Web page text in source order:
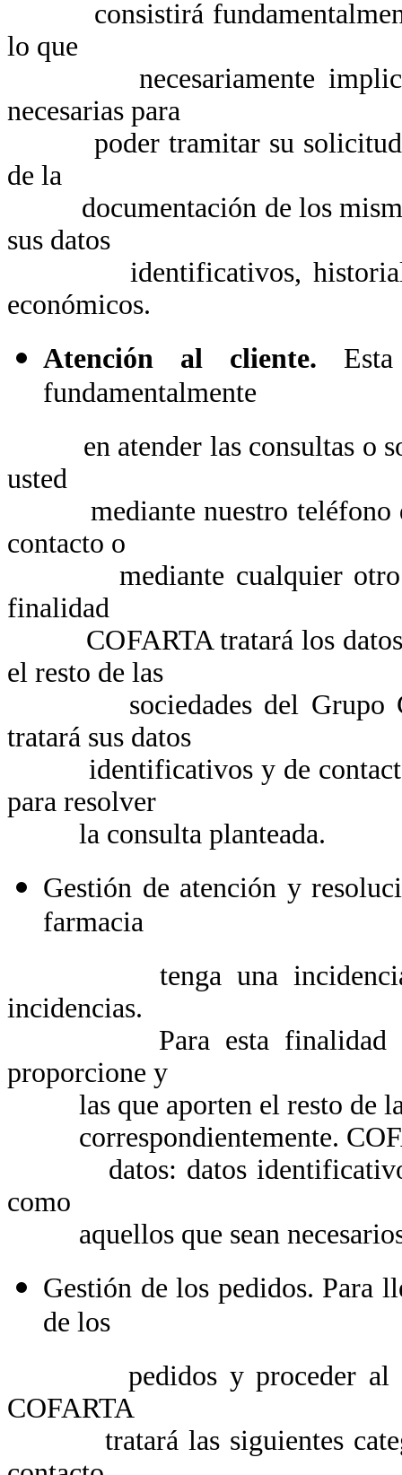
consistirá fundamentalmente
lo que
necesariamente implica la
necesarias para
poder tramitar su solicitud,
de la
documentación de los
sus datos
identificativos, historial de
económicos.
Atención al cliente. Esta
fundamentalmente
en atender las consultas o
usted
mediante nuestro teléfono
contacto o
mediante cualquier otro
finalidad
COFARTA tratará los datos
el resto de las
sociedades del Grupo
tratará sus datos
identificativos y de contacto,
para resolver
la consulta planteada.
Gestión de atención y
farmacia
tenga una incidencia,
incidencias.
Para esta finalidad
proporcione y
las que aporten el resto de
correspondientemente.
datos: datos identificativos,
como
aquellos que sean necesarios
Gestión de los pedidos. Para
de los
pedidos y proceder al
COFARTA
tratará las siguientes